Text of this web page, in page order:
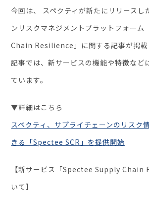
お問い合わせ
お役立ち資料
今回は、 スペクティが新たにリリースし
ンリスクマネジメントプラットフォー
Chain Resilience」に関する記事が掲載
記事では、新サービスの機能や特徴など
ています。
▼詳細はこちら
スペクティ、サプライチェーンのリスク
きる「Spectee SCR」を提供開始
【新サービス「Spectee Supply Chain
いて】